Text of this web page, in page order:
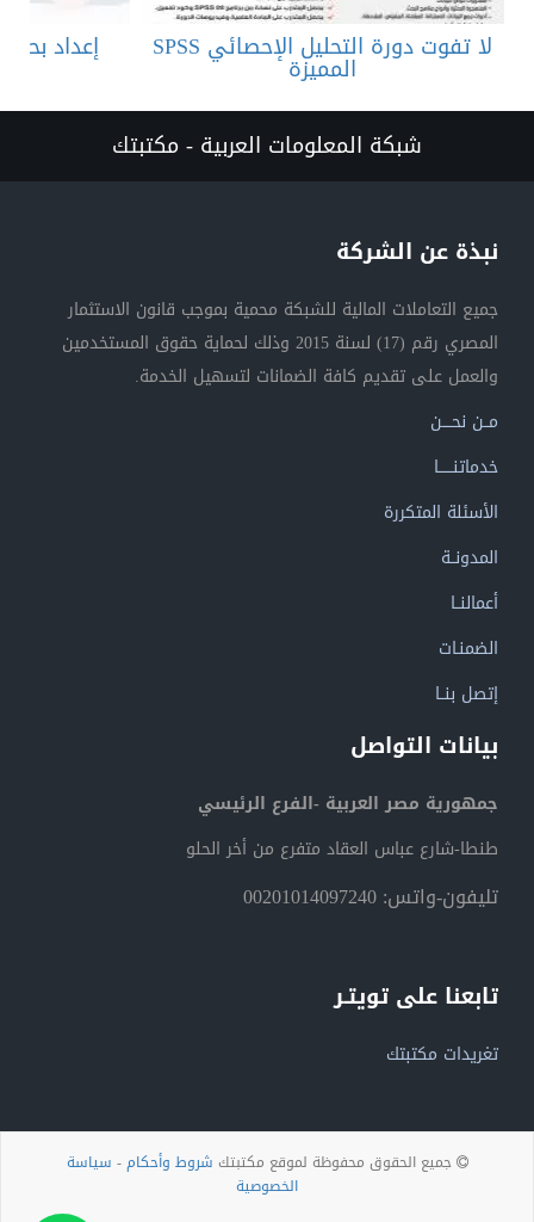
لا تفوت دورة التحليل الإحصائي SPSS
المميزة
إعداد
شبكة المعلومات العربية - مكتبتك
نبذة عن الشركة
جميع التعاملات المالية للشبكة محمية بموجب قانون الاستثمار
المصري رقم (17) لسنة 2015 وذلك لحماية حقوق المستخدمين
والعمل على تقديم كافة الضمانات لتسهيل الخدمة.
مــن نحــــن
خدماتنــــــا
الأسئلة المتكررة
المدونــة
أعمالنــا
الضمنـات
إتصل بنــا
بيانات التواصل
جمهورية مصر العربية -الفرع الرئيسي
طنطا-شارع عباس العقاد متفرع من أخر الحلو
تليفون-واتس: 00201014097240
تابعنا على تويتـر
تغريدات مكتبتك
جميع الحقوق محفوظة لموقع مكتبتك شروط وأحكام- سياسة
الخصوصية